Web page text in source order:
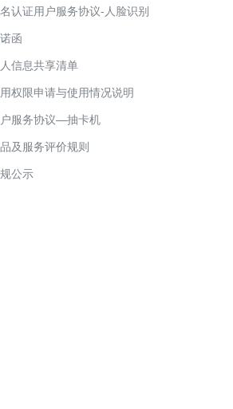
认证用户服务协议-人脸识别
函
信息共享清单
权限申请与使用情况说明
服务协议—抽卡机
及服务评价规则
公示